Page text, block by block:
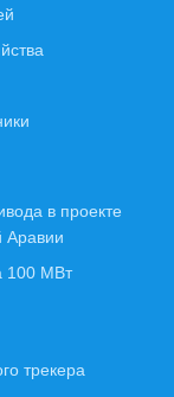
в проекте
Аравии
100 МВт
трекера